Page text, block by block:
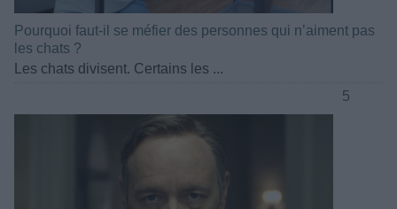
Pourquoi faut-il se méfier des personnes qui n’aiment pas
les chats ?
Les chats divisent. Certains les ...
5